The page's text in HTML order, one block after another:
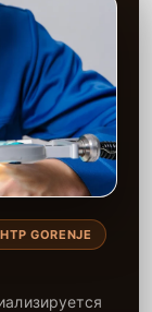
GORENJE